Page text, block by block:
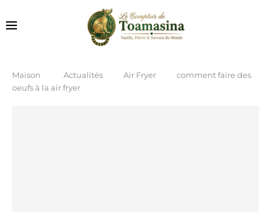
Maison Actualités Air Fryer
comment faire des
oeufs à la air fryer